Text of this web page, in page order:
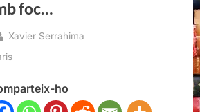
foc…
By
Xavier Serrahima
a
juguem
amb
ho